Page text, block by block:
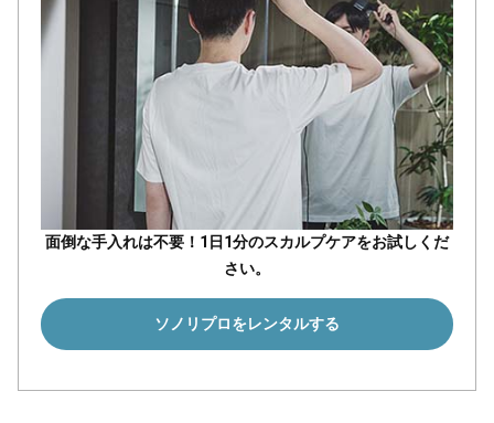
面倒な手入れは不要！1日1分のスカルプケアをお試しくだ
さい。
ソノリプロをレンタルする